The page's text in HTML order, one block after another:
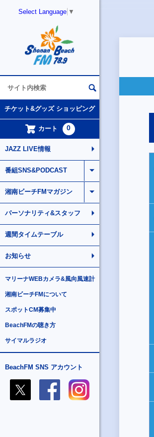
Select Language ▼
チケット&グッズ ショッピング
カート 0
JAZZ LIVE情報
番組SNS&PODCAST
湘南ビーチFMマガジン
パーソナリティ&スタッフ
週間タイムテーブル
お知らせ
マリーナWEBカメラ&風向風速計
湘南ビーチFMについて
スポットCM募集中
BeachFMの聴き方
サイマルラジオ
BeachFM SNS アカウント